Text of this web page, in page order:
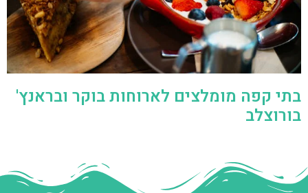
בתי קפה מומלצים לארוחות בוקר ובראנץ'
בורוצלב